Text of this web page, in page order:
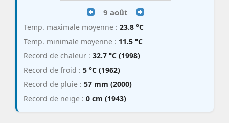
9 août
Temp. maximale moyenne : 23.8 °C
Temp. minimale moyenne : 11.5 °C
Record de chaleur : 32.7 °C (1998)
Record de froid : 5 °C (1962)
Record de pluie : 57 mm (2000)
Record de neige : 0 cm (1943)